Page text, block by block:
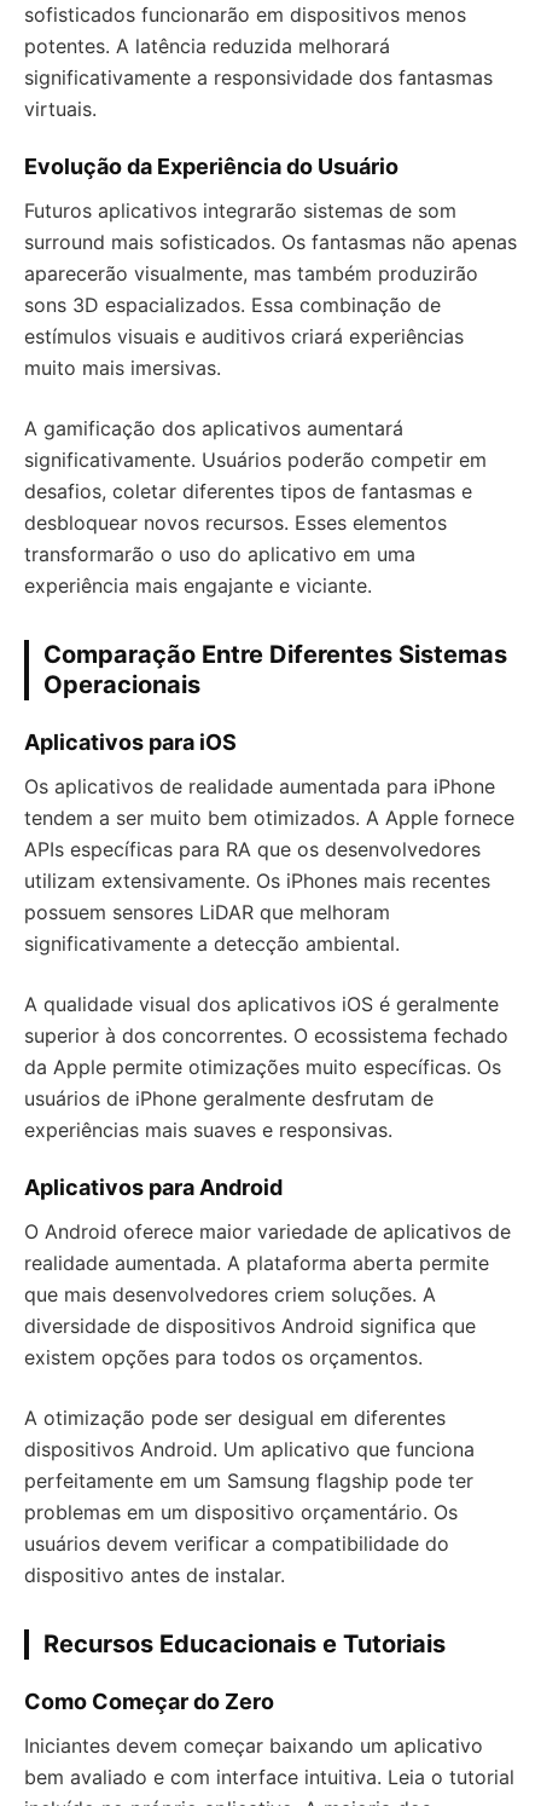
sofisticados funcionarão em dispositivos menos
potentes. A latência reduzida melhorará
significativamente a responsividade dos fantasmas
virtuais.
Evolução da Experiência do Usuário
Futuros aplicativos integrarão sistemas de som
surround mais sofisticados. Os fantasmas não apenas
aparecerão visualmente, mas também produzirão
sons 3D espacializados. Essa combinação de
estímulos visuais e auditivos criará experiências
muito mais imersivas.
A gamificação dos aplicativos aumentará
significativamente. Usuários poderão competir em
desafios, coletar diferentes tipos de fantasmas e
desbloquear novos recursos. Esses elementos
transformarão o uso do aplicativo em uma
experiência mais engajante e viciante.
Comparação Entre Diferentes Sistemas
Operacionais
Aplicativos para iOS
Os aplicativos de realidade aumentada para iPhone
tendem a ser muito bem otimizados. A Apple fornece
APIs específicas para RA que os desenvolvedores
utilizam extensivamente. Os iPhones mais recentes
possuem sensores LiDAR que melhoram
significativamente a detecção ambiental.
A qualidade visual dos aplicativos iOS é geralmente
superior à dos concorrentes. O ecossistema fechado
da Apple permite otimizações muito específicas. Os
usuários de iPhone geralmente desfrutam de
experiências mais suaves e responsivas.
Aplicativos para Android
O Android oferece maior variedade de aplicativos de
realidade aumentada. A plataforma aberta permite
que mais desenvolvedores criem soluções. A
diversidade de dispositivos Android significa que
existem opções para todos os orçamentos.
A otimização pode ser desigual em diferentes
dispositivos Android. Um aplicativo que funciona
perfeitamente em um Samsung flagship pode ter
problemas em um dispositivo orçamentário. Os
usuários devem verificar a compatibilidade do
dispositivo antes de instalar.
Recursos Educacionais e Tutoriais
Como Começar do Zero
Iniciantes devem começar baixando um aplicativo
bem avaliado e com interface intuitiva. Leia o tutorial